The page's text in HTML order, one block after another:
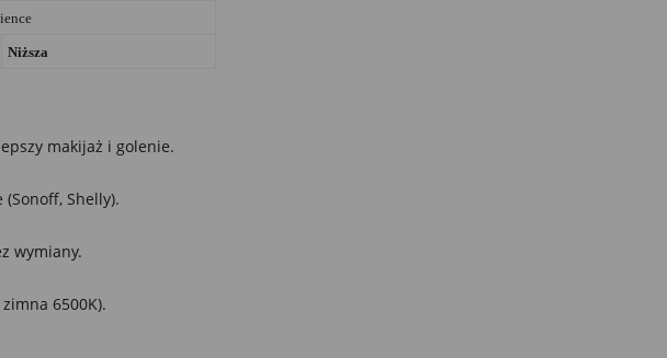
Niższa
makijaż i golenie.
Shelly).
wymiany.
6500K).